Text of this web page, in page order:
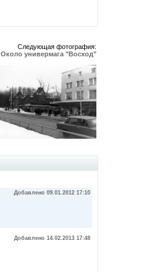
Следующая фотография:
Около универмага "Восход"
Добавлено 09.01.2012 17:10
Добавлено 14.02.2013 17:48